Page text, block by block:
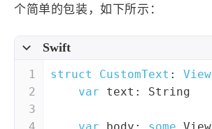
个简单的包装，如下所示：
Swift
1
2
3
struct CustomText : View
var text: String